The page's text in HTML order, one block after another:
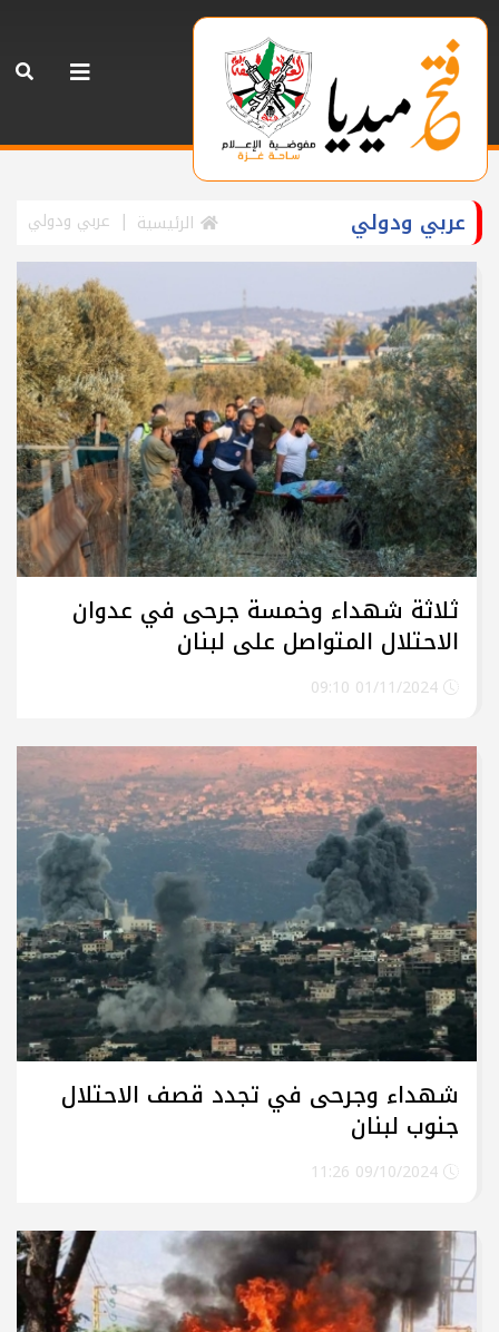
عربي ودولي الرئيسية عربي ودولي
ثلاثة شهداء وخمسة جرحى في عدوان
الاحتلال المتواصل على لبنان
شهداء وجرحى في تجدد قصف الاحتلال
جنوب لبنان